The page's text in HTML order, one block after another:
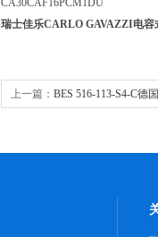
CA30CAF16PCM1DU
瑞士佳乐CARLO GAVAZZI电容
上一篇： BES 516-113-S4-C德